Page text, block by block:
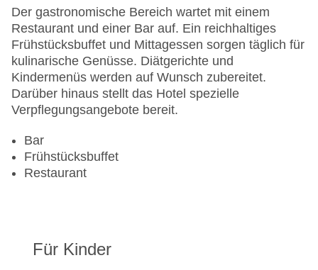
Anzahl der Aufzüge: 1
Haustiere
Zimmerservice
Sonnenterrasse
Gesamtanzahl der Zimmer: 129
Pools:Kinderbecken, Indoor Pool, Outdoor Pool,
Sonnenschirme am Pool, Liegen am Pool
Der gastronomische Bereich wartet mit einem
Restaurant und einer Bar auf. Ein reichhaltiges
Frühstücksbuffet und Mittagessen sorgen täglich für
kulinarische Genüsse. Diätgerichte und
Kindermenüs werden auf Wunsch zubereitet.
Darüber hinaus stellt das Hotel spezielle
Verpflegungsangebote bereit.
Bar
Frühstücksbuffet
Restaurant
Für Kinder